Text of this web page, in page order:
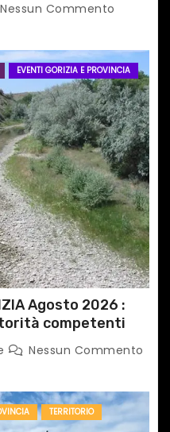
Nessun Commento
EVENTI GORIZIA E PROVINCIA
Agosto 2026 :
competenti
Nessun Commento
TERRITORIO